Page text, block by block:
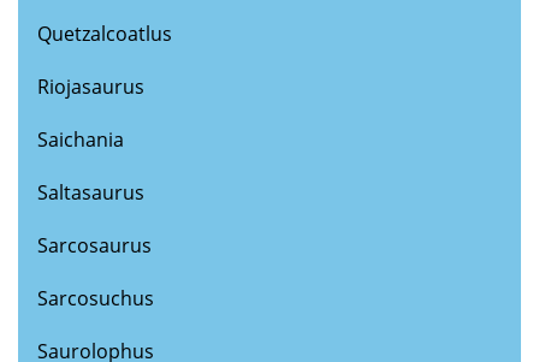
Quetzalcoatlus
Riojasaurus
Saichania
Saltasaurus
Sarcosaurus
Sarcosuchus
Saurolophus